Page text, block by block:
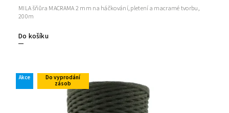
Do košíku
MILA šňůra MACRAMA 2 mm na háčkování, pletení a macramé tvorbu,
200m
Akce
Do vyprodání
zásob